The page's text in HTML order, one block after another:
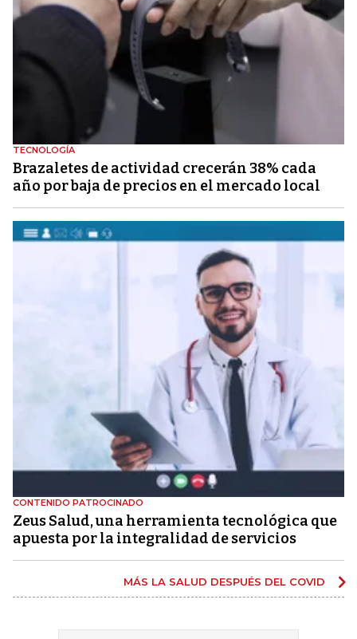
TECNOLOGÍA
Brazaletes de actividad crecerán 38% cada
año por baja de precios en el mercado local
CONTENIDO PATROCINADO
Zeus Salud, una herramienta tecnológica que
apuesta por la integralidad de servicios
MÁS LA SALUD DESPUÉS DEL COVID